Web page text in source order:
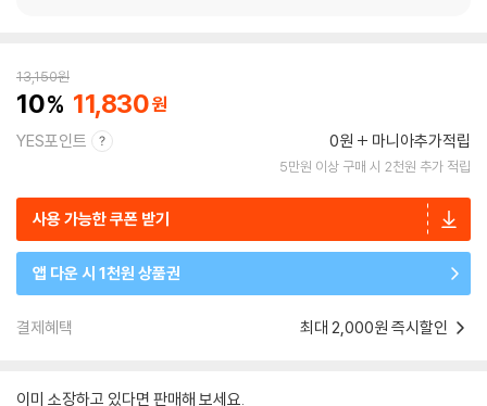
13,150원
10 11,830
YES포인트 0원 마니아추가적립
5만원 이상 구매 시 2천원 추가 적립
사용 가능한 쿠폰 받기
앱 다운 시 1천원 상품권
결제혜택 최대 2,000원 즉시할인
이미 소장하고 있다면 판매해 보세요.